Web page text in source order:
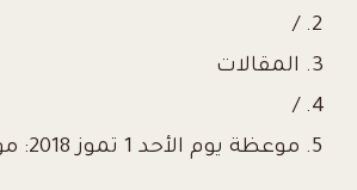
/
المقالات
/
موعظة يوم الأحد 1 تموز 2018: موعظة الأحد الثالث عشر من الزمن العادي.